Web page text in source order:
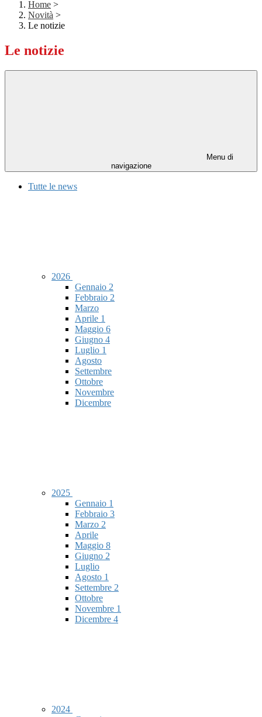
Home >
Novità >
Le notizie
Le notizie
Menu di
navigazione
Tutte le news
2026
Gennaio 2
Febbraio 2
Marzo
Aprile 1
Maggio 6
Giugno 4
Luglio 1
Agosto
Settembre
Ottobre
Novembre
Dicembre
2025
Gennaio 1
Febbraio 3
Marzo 2
Aprile
Maggio 8
Giugno 2
Luglio
Agosto 1
Settembre 2
Ottobre
Novembre 1
Dicembre 4
2024